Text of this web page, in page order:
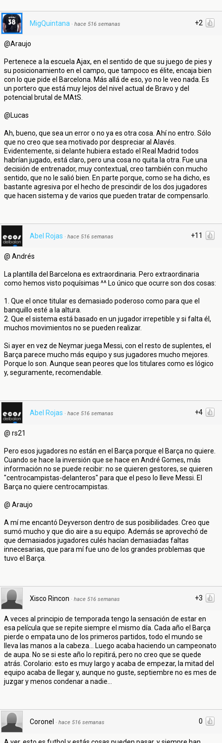
+2
MigQuintana · hace 516 semanas
@Araujo
Pertenece a la escuela Ajax, en el sentido de que su juego de pies y
su posicionamiento en el campo, que tampoco es élite, encaja bien
con lo que pide el Barcelona. Más allá de eso, yo no le veo nada. Es
un portero que está muy lejos del nivel actual de Bravo y del
potencial brutal de MAtS.
@Lucas
Ah, bueno, que sea un error o no ya es otra cosa. Ahí no entro. Sólo
que no creo que sea motivado por despreciar al Alavés.
Evidentemente, si delante hubiera estado el Real Madrid todos
habrían jugado, está claro, pero una cosa no quita la otra. Fue una
decisión de entrenador, muy contextual, creo también con mucho
sentido, que no le salió bien. En parte porque, como se ha dicho, es
bastante agresiva por el hecho de prescindir de los dos jugadores
que hacen sistema y de varios que pueden tratar de compensarlo.
+11
Abel Rojas · hace 516 semanas
@ Andrés
La plantilla del Barcelona es extraordinaria. Pero extraordinaria
como hemos visto poquísimas ^^ Lo único que ocurre son dos cosas:
1. Que el once titular es demasiado poderoso como para que el
banquillo esté a la altura.
2. Que el sistema está basado en un jugador irrepetible y si falta él,
muchos movimientos no se pueden realizar.
Si ayer en vez de Neymar juega Messi, con el resto de suplentes, el
Barça parece mucho más equipo y sus jugadores mucho mejores.
Porque lo son. Aunque sean peores que los titulares como es lógico
y, seguramente, recomendable.
+4
Abel Rojas · hace 516 semanas
@ rs21
Pero esos jugadores no están en el Barça porque el Barça no quiere.
Cuando se hace la inversión que se hace en André Gomes, más
información no se puede recibir: no se quieren gestores, se quieren
"centrocampistas-delanteros" para que el peso lo lleve Messi. El
Barça no quiere centrocampistas.
@ Araujo
A mí me encantó Deyverson dentro de sus posibilidades. Creo que
sumó mucho y que dio aire a su equipo. Además se aprovechó de
que demasiados jugadores culés hacían demasiadas faltas
innecesarias, que para mí fue uno de los grandes problemas que
tuvo el Barça.
+3
Xisco Rincon · hace 516 semanas
A veces al principio de temporada tengo la sensación de estar en
esa película que se repite siempre el mismo día. Cada año el Barça
pierde o empata uno de los primeros partidos, todo el mundo se
lleva las manos a la cabeza... Luego acaba haciendo un campeonato
de aupa. No se si este año lo repitirá, pero no creo que se quede
atrás. Corolario: esto es muy largo y acaba de empezar, la mitad del
equipo acaba de llegar y, aunque no guste, septiembre no es mes de
juzgar y menos condenar a nadie...
0
Coronel · hace 516 semanas